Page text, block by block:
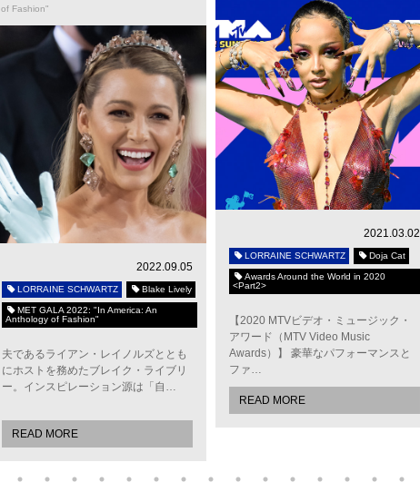
of Fashion"
2022.09.05
LORRAINE SCHWARTZ Blake Lively
MET GALA 2022: "In America: An
Anthology of Fashion"
夫であるライアン・レイノルズととも
にホストを務めたブレイク・ライブリ
ー。インスピレーション源は「自…
READ MORE
2021.03.02
LORRAINE SCHWARTZ Doja Cat
Awards Around the World in 2020
<Part2>
【2020 MTVビデオ・ミュージック・
アワード（MTV Video Music
Awards）】 豪華なパフォーマンスと
ファ…
READ MORE